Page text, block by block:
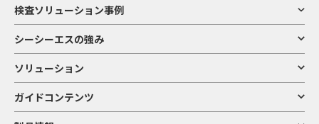
検査ソリューション事例
シーシーエスの強み
ソリューション
ガイドコンテンツ